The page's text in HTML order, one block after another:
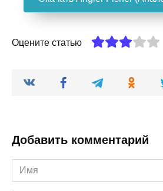
Оцените статью
Добавить комментарий
Имя
*